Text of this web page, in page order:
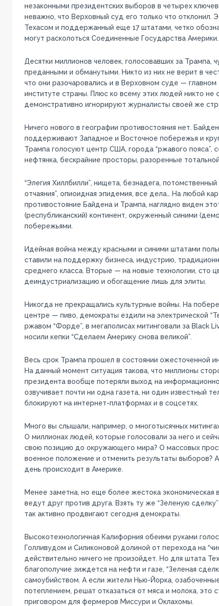
незаконными президентских выборов в четырех
неважно, что Верховный суд его только что отклонил.
Техасом и поддержанный еще 17 штатами, четко
могут расколоться Соединенные Государства Америки.
Десятки миллионов человек, голосовавших за Трампа,
преданными и обманутыми. Никто из них не верит в
что они разочаровались и в Верховном суде — главном
институте страны. Плюс ко всему этих людей никто не
демонстративно игнорируют журналисты своей же
Ничего нового в географии противостояния нет.
поддерживают Западное и Восточное побережья и
Трампа голосуют центр США, города “ржавого пояса”,
нефтянка, бескрайние просторы, разоренные
“Элегия Хиллбилли”, нищета, безнадега,
отчаяния”, опиоидная эпидемия, все дела… На любой
противостояние Байдена и Трампа, наглядно виден
(республиканский) континент, окруженный синими
побережьями.
Идейная война между красными и синими штатами
ставили на поддержку бизнеса, индустрию,
среднего класса. Вторые — на новые технологии, сто
деиндустриализацию и обогащение лишь для элиты.
Никогда не прекращались культурные войны. На
центре — пиво, демократы ездили на электрической
ржавом “Форде”, в мегаполисах митинговали за Black
носили кепки “Сделаем Америку снова великой”.
Весь срок Трампа прошел в состоянии ожесточенной
На данный момент ситуация такова, что миллионы
президента вообще потеряли выход на
озвучивает почти ни одна газета, ни один известный
блокируют на интернет-платформах и в соцсетях.
Много вы слышали, например, о многотысячных
О миллионах людей, которые голосовали за него и
свою позицию до окружающего мира? О массовых
военное положение и отменить результаты выборов?
день происходит в Америке.
Менее заметна, но еще более жестока экономическая
ведут друг против друга. Взять ту же “Зеленую
так активно продвигают сегодня демократы.
Высокотехнологичная Калифорния обеими руками
Голливудом и Силиконовой долиной от перехода на
действительно ничего не произойдет. Но для штата
благополучие зиждется на нефти и газе, “Зеленая
самоубийством. А если жители Нью-Йорка,
потеплением, решат отказаться от мяса и молока, это
приговором для фермеров Миссури и Оклахомы.